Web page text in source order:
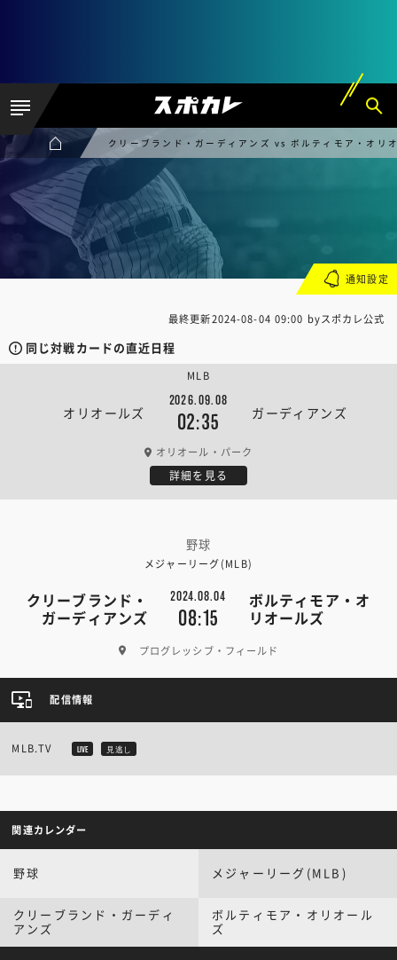
クリーブランド・ガーディアンズ vs ボルティモア・オリ
最終更新2024-08-04 09:00 byスポカレ公式
同じ対戦カードの直近日程
オリオールズ
2026.09.08
02:35 ガーディアンズ
MLB
オリオール・パーク
詳細を見る
野球
メジャーリーグ(MLB)
クリーブランド・
ガーディアンズ
2024.08.04
08:15
ボルティモア・オ
リオールズ
プログレッシブ・フィールド
通知設定
配信情報
MLB.TV LIVE 見逃し
関連カレンダー
野球 メジャーリーグ(MLB)
クリーブランド・ガーディ
アンズ
ボルティモア・オリオール
ズ